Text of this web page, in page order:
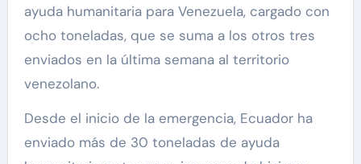
ayuda humanitaria para Venezuela, cargado con
ocho toneladas, que se suma a los otros tres
enviados en la última semana al territorio
venezolano.
Desde el inicio de la emergencia, Ecuador ha
enviado más de 30 toneladas de ayuda